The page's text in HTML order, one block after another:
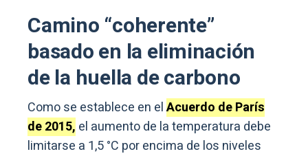
Camino “coherente”
basado en la eliminación
de la huella de carbono
Como se establece en elAcuerdo de París
de 2015, el aumento de la temperatura debe
limitarse a 1,5 °C por encima de los niveles